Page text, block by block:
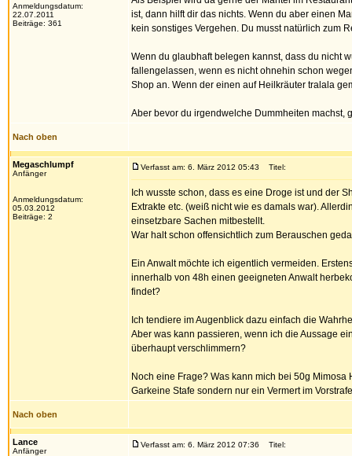
Anmeldungsdatum:
22.07.2011
Beiträge: 361
ist, dann hilft dir das nichts. Wenn du aber einen
kein sonstiges Vergehen. Du musst natürlich zum
Wenn du glaubhaft belegen kannst, dass du nicht
fallengelassen, wenn es nicht ohnehin schon
Shop an. Wenn der einen auf Heilkräuter tralala
Aber bevor du irgendwelche Dummheiten machst,
Nach oben
Megaschlumpf
Anfänger
Anmeldungsdatum:
05.03.2012
Beiträge: 2
Verfasst am: 6. März 2012 05:43 Titel:
Ich wusste schon, dass es eine Droge ist und der
Extrakte etc. (weiß nicht wie es damals war).
einsetzbare Sachen mitbestellt.
War halt schon offensichtlich zum Berauschen
Ein Anwalt möchte ich eigentlich vermeiden.
innerhalb von 48h einen geeigneten Anwalt
findet?
Ich tendiere im Augenblick dazu einfach die
Aber was kann passieren, wenn ich die Aussage
überhaupt verschlimmern?
Noch eine Frage? Was kann mich bei 50g
Garkeine Stafe sondern nur ein Vermert im
Nach oben
Lance
Anfänger
Verfasst am: 6. März 2012 07:36 Titel: